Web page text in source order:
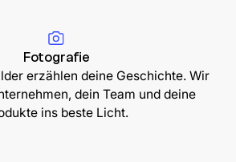
Fotografie
erzählen deine Geschichte. Wir
dein Team und deine
ins beste Licht.